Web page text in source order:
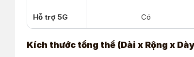
Hỗ trợ 5G Có
Kích thước tổng thể (Dài x Rộng x